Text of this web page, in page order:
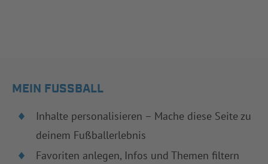
MEIN FUSSBALL
Inhalte personalisieren – Mache diese Seite zu
deinem Fußballerlebnis
Favoriten anlegen, Infos und Themen filtern